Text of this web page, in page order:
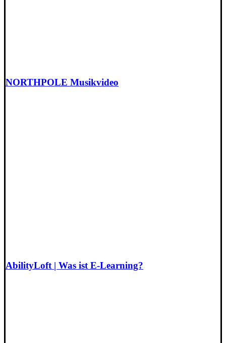
NORTHPOLE Musikvideo
AbilityLoft | Was ist E-Learning?